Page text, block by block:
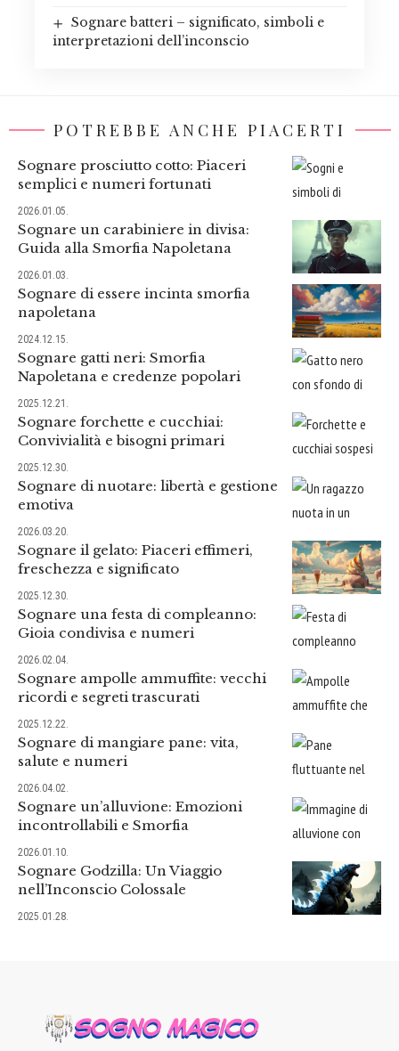
Sognare batteri – significato, simboli e
interpretazioni dell’inconscio
POTREBBE ANCHE PIACERTI
Sognare prosciutto cotto: Piaceri
semplici e numeri fortunati
2026.01.05.
Sognare un carabiniere in divisa:
Guida alla Smorfia Napoletana
2026.01.03.
Sognare di essere incinta smorfia
napoletana
2024.12.15.
Sognare gatti neri: Smorfia
Napoletana e credenze popolari
2025.12.21.
Sognare forchette e cucchiai:
Convivialità e bisogni primari
2025.12.30.
Sognare di nuotare: libertà e gestione
emotiva
2026.03.20.
Sognare il gelato: Piaceri effimeri,
freschezza e significato
2025.12.30.
Sognare una festa di compleanno:
Gioia condivisa e numeri
2026.02.04.
Sognare ampolle ammuffite: vecchi
ricordi e segreti trascurati
2025.12.22.
Sognare di mangiare pane: vita,
salute e numeri
2026.04.02.
Sognare un’alluvione: Emozioni
incontrollabili e Smorfia
2026.01.10.
Sognare Godzilla: Un Viaggio
nell’Inconscio Colossale
2025.01.28.